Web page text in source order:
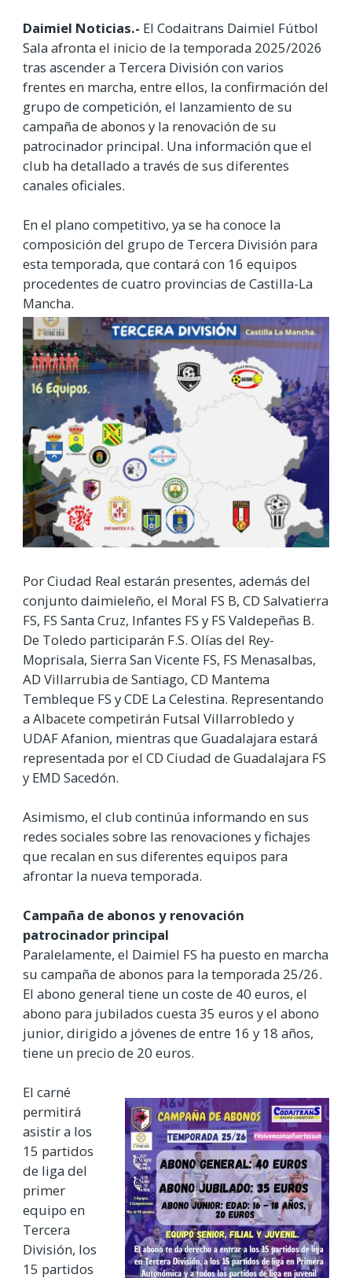
Daimiel Noticias.- El Codaitrans Daimiel Fútbol
Sala afronta el inicio de la temporada 2025/2026
tras ascender a Tercera División con varios
frentes en marcha, entre ellos, la confirmación del
grupo de competición, el lanzamiento de su
campaña de abonos y la renovación de su
patrocinador principal. Una información que el
club ha detallado a través de sus diferentes
canales oficiales.
En el plano competitivo, ya se ha conoce la
composición del grupo de Tercera División para
esta temporada, que contará con 16 equipos
procedentes de cuatro provincias de Castilla-La
Mancha.
Por Ciudad Real estarán presentes, además del
conjunto daimieleño, el Moral FS B, CD Salvatierra
FS, FS Santa Cruz, Infantes FS y FS Valdepeñas B.
De Toledo participarán F.S. Olías del Rey-
Moprisala, Sierra San Vicente FS, FS Menasalbas,
AD Villarrubia de Santiago, CD Mantema
Tembleque FS y CDE La Celestina. Representando
a Albacete competirán Futsal Villarrobledo y
UDAF Afanion, mientras que Guadalajara estará
representada por el CD Ciudad de Guadalajara FS
y EMD Sacedón.
Asimismo, el club continúa informando en sus
redes sociales sobre las renovaciones y fichajes
que recalan en sus diferentes equipos para
afrontar la nueva temporada.
Campaña de abonos y renovación
patrocinador principal
Paralelamente, el Daimiel FS ha puesto en marcha
su campaña de abonos para la temporada 25/26.
El abono general tiene un coste de 40 euros, el
abono para jubilados cuesta 35 euros y el abono
junior, dirigido a jóvenes de entre 16 y 18 años,
tiene un precio de 20 euros.
El carné
permitirá
asistir a los
15 partidos
de liga del
primer
equipo en
Tercera
División, los
15 partidos